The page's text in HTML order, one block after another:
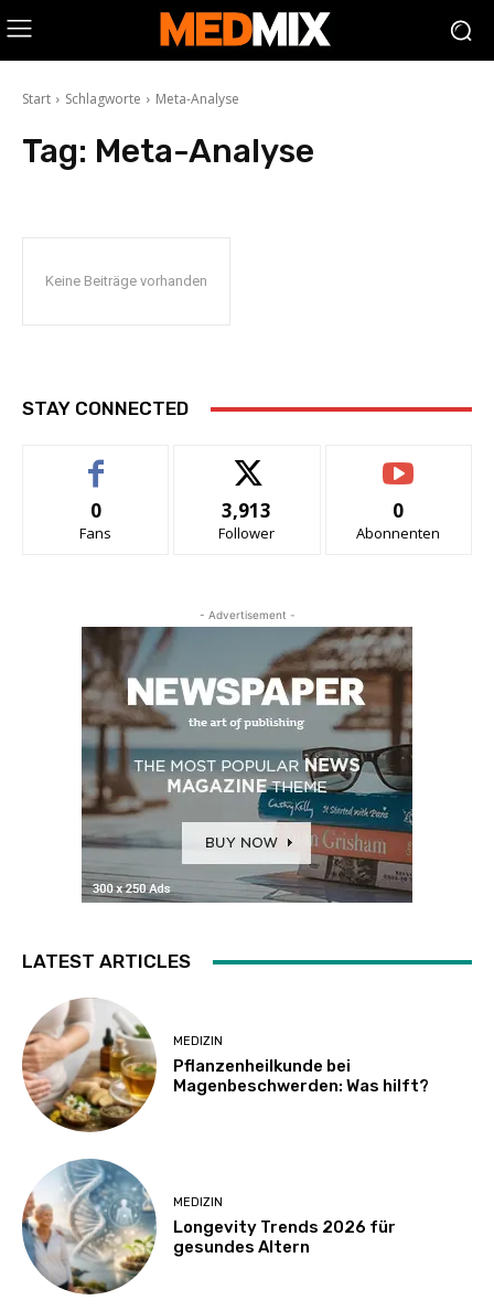
Start Schlagworte Meta-Analyse
Tag: Meta-Analyse
Keine Beiträge vorhanden
STAY CONNECTED
0
Fans
3,913
Follower
0
Abonnenten
- Advertisement -
LATEST ARTICLES
MEDIZIN
Pflanzenheilkunde bei
Magenbeschwerden: Was hilft?
MEDIZIN
Longevity Trends 2026 für
gesundes Altern